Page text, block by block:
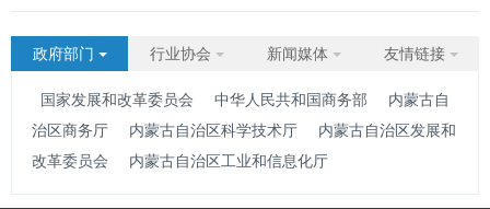
政府部门 行业协会 新闻媒体 友情链接
国家发展和改革委员会 中华人民共和国商务部
内蒙古自
治区商务厅
内蒙古自治区科学技术厅
内蒙古自治区发展和
改革委员会
内蒙古自治区工业和信息化厅